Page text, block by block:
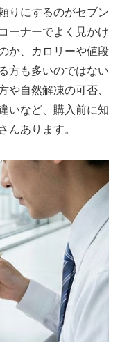
りにするのがセブン
ーナーでよく見かけ
か、カロリーや値段
方も多いのではない
や自然解凍の可否、
いなど、購入前に知
んあります。